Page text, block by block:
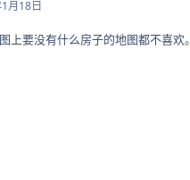
月18日
上要没有什么房子的地图都不喜欢。